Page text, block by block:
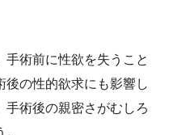
術前に性欲を失うこと
後の性的欲求にも影響し
手術後の親密さがむしろ